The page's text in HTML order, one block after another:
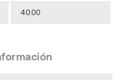
40.00